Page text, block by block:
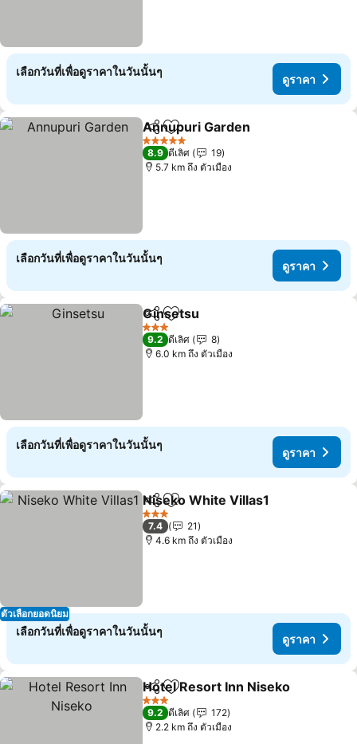
เลือกวันที่เพื่อดูราคาในวันนั้นๆ
ดูราคา
แชร์ เพิ่มในรายการโปรด
Annupuri Garden
5 ดาว
8.9 ดีเลิศ
19
5.7 km ถึง ตัวเมือง
เลือกวันที่เพื่อดูราคาในวันนั้นๆ
ดูราคา
แชร์ เพิ่มในรายการโปรด
Ginsetsu
3 ดาว
9.2 ดีเลิศ
8
6.0 km ถึง ตัวเมือง
เลือกวันที่เพื่อดูราคาในวันนั้นๆ
ดูราคา
ตัวเลือกยอดนิยม
แชร์ เพิ่มในรายการโปรด
Niseko White Villas1
3 ดาว
7.4
21
4.6 km ถึง ตัวเมือง
เลือกวันที่เพื่อดูราคาในวันนั้นๆ
ดูราคา
แชร์ เพิ่มในรายการโปรด
Hotel Resort Inn Niseko
3 ดาว
9.2 ดีเลิศ
172
2.2 km ถึง ตัวเมือง